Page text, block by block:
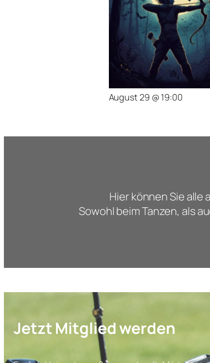
August 29 @ 19:00
Hier können Sie alle
Sowohl beim Tanzen, als
Jetzt Mitglied werden